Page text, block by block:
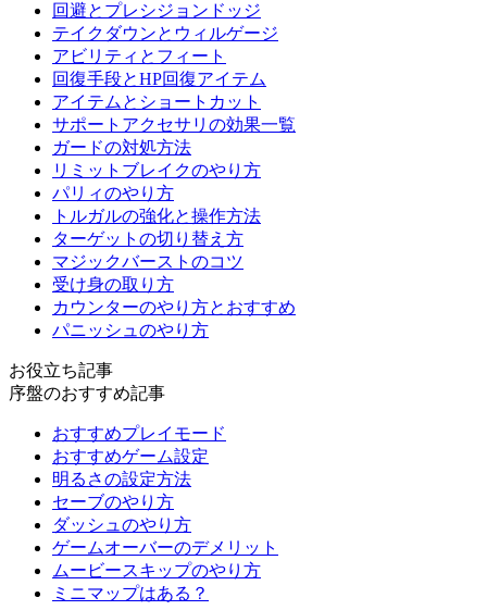
回避とプレシジョンドッジ
テイクダウンとウィルゲージ
アビリティとフィート
回復手段とHP回復アイテム
アイテムとショートカット
サポートアクセサリの効果一覧
ガードの対処方法
リミットブレイクのやり方
パリィのやり方
トルガルの強化と操作方法
ターゲットの切り替え方
マジックバーストのコツ
受け身の取り方
カウンターのやり方とおすすめ
パニッシュのやり方
お役立ち記事
序盤のおすすめ記事
おすすめプレイモード
おすすめゲーム設定
明るさの設定方法
セーブのやり方
ダッシュのやり方
ゲームオーバーのデメリット
ムービースキップのやり方
ミニマップはある？